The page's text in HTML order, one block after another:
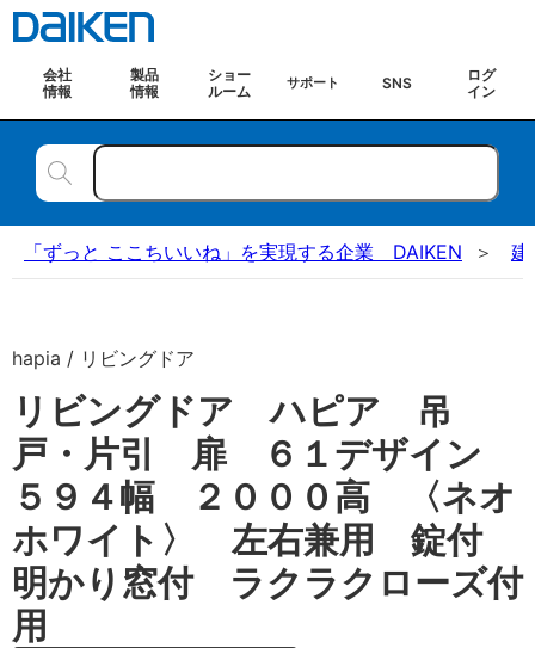
会社
情報
製品
情報
ショー
ルーム
サポート SNS
ログ
イン
「ずっと ここちいいね」を実現する企業 DAIKEN 建
hapia / リビングドア
リビングドア ハピア 吊
戸・片引 扉 ６１デザイン
５９４幅 ２０００高 〈ネオ
ホワイト〉 左右兼用 錠付
明かり窓付 ラクラクローズ付
用